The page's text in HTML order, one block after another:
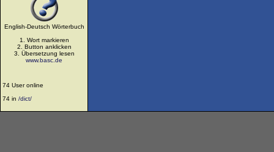
English-Deutsch Wörterbuch
1. Wort markieren
2. Button anklicken
3. Übersetzung lesen
www.basc.de
74 User online
74 in /dict/